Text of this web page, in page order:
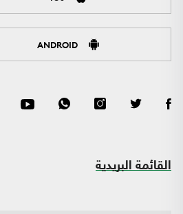
ANDROID
القائمة البريدية